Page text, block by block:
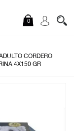
0
CORDERO
4X150 GR